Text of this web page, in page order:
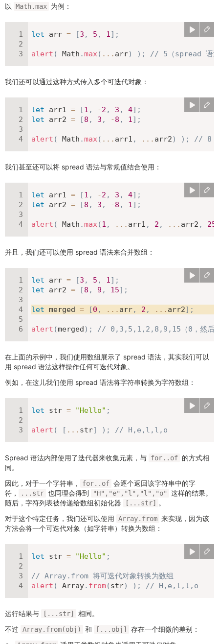
以
Math.max 为例：
let arr = [3 , 5 , 1] ;
alert ( Math .max( ... arr) ) ; // 5（spread 语法
我们还可以通过这种方式传入多个可迭代对象：
let arr1 = [1 , -2 , 3 , 4] ;
let arr2 = [8 , 3 , -8 , 1] ;
alert ( Math .max( ... arr1 , ... arr2) ) ; // 8
我们甚至还可以将 spread 语法与常规值结合使用：
let arr1 = [1 , -2 , 3 , 4] ;
let arr2 = [8 , 3 , -8 , 1] ;
alert ( Math .max(1 , ... arr1 , 2 , ... arr2 , 25
并且，我们还可以使用 spread 语法来合并数组：
let arr = [3 , 5 , 1] ;
let arr2 = [8 , 9 , 15] ;
let merged = [0 , ... arr, 2 , ... arr2] ;
alert (merged ) ; // 0,3,5,1,2,8,9,15（0，然后
在上面的示例中，我们使用数组展示了 spread 语法，其实我们可以
用 spread 语法这样操作任何可迭代对象。
例如，在这儿我们使用 spread 语法将字符串转换为字符数组：
let str = "Hello" ;
alert ( [ ... str] ) ; // H,e,l,l,o
Spread 语法内部使用了迭代器来收集元素，与 for..of 的方式相
同。
因此，对于一个字符串，
for..of 会逐个返回该字符串中的字
符，
...str 也同理会得到 "H","e","l","l","o"
这样的结果。
随后，字符列表被传递给数组初始化器
[...str]
。
对于这个特定任务，我们还可以使用 Array.from 来实现，因为该
方法会将一个可迭代对象（如字符串）转换为数组：
let str = "Hello" ;
// Array.from 将可迭代对象转换为数组
alert ( Array. from(str) ) ; // H,e,l,l,o
运行结果与 [...str]
相同。
不过 Array.from(obj) 和 [...obj] 存在一个细微的差别：